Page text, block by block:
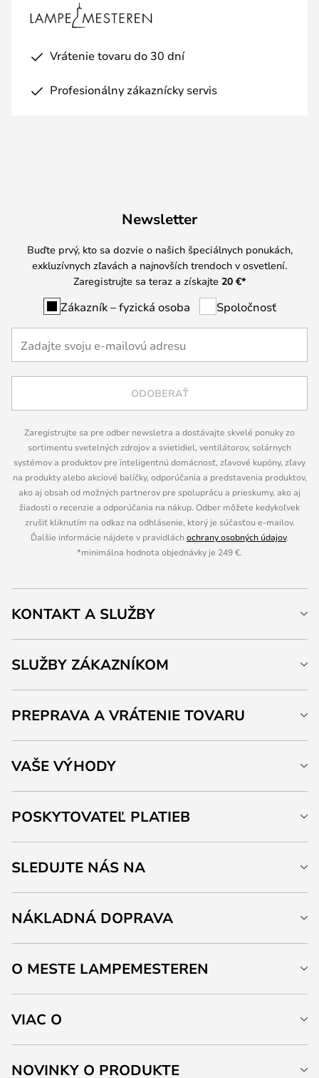
Vrátenie tovaru do 30 dní
Profesionálny zákaznícky servis
Newsletter
Buďte prvý, kto sa dozvie o našich špeciálnych ponukách,
exkluzívnych zľavách a najnovších trendoch v osvetlení.
Zaregistrujte sa teraz a získajte 20 €*
Zákazník – fyzická osoba Spoločnosť
ODOBERAŤ
Zaregistrujte sa pre odber newsletra a dostávajte skvelé ponuky zo
sortimentu svetelných zdrojov a svietidiel, ventilátorov, solárnych
systémov a produktov pre inteligentnú domácnosť, zľavové kupóny, zľavy
na produkty alebo akciové balíčky, odporúčania a predstavenia produktov,
ako aj obsah od možných partnerov pre spoluprácu a prieskumy, ako aj
žiadosti o recenzie a odporúčania na nákup. Odber môžete kedykoľvek
zrušiť kliknutím na odkaz na odhlásenie, ktorý je súčasťou e-mailov.
Ďalšie informácie nájdete v pravidláchochrany osobných údajov.
*minimálna hodnota objednávky je 249 €.
KONTAKT A SLUŽBY
SLUŽBY ZÁKAZNÍKOM
PREPRAVA A VRÁTENIE TOVARU
VAŠE VÝHODY
POSKYTOVATEĽ PLATIEB
SLEDUJTE NÁS NA
NÁKLADNÁ DOPRAVA
O MESTE LAMPEMESTEREN
VIAC O
NOVINKY O PRODUKTE